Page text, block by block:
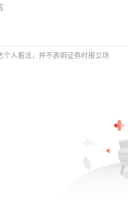
个人看法，并不表明证券时报立场